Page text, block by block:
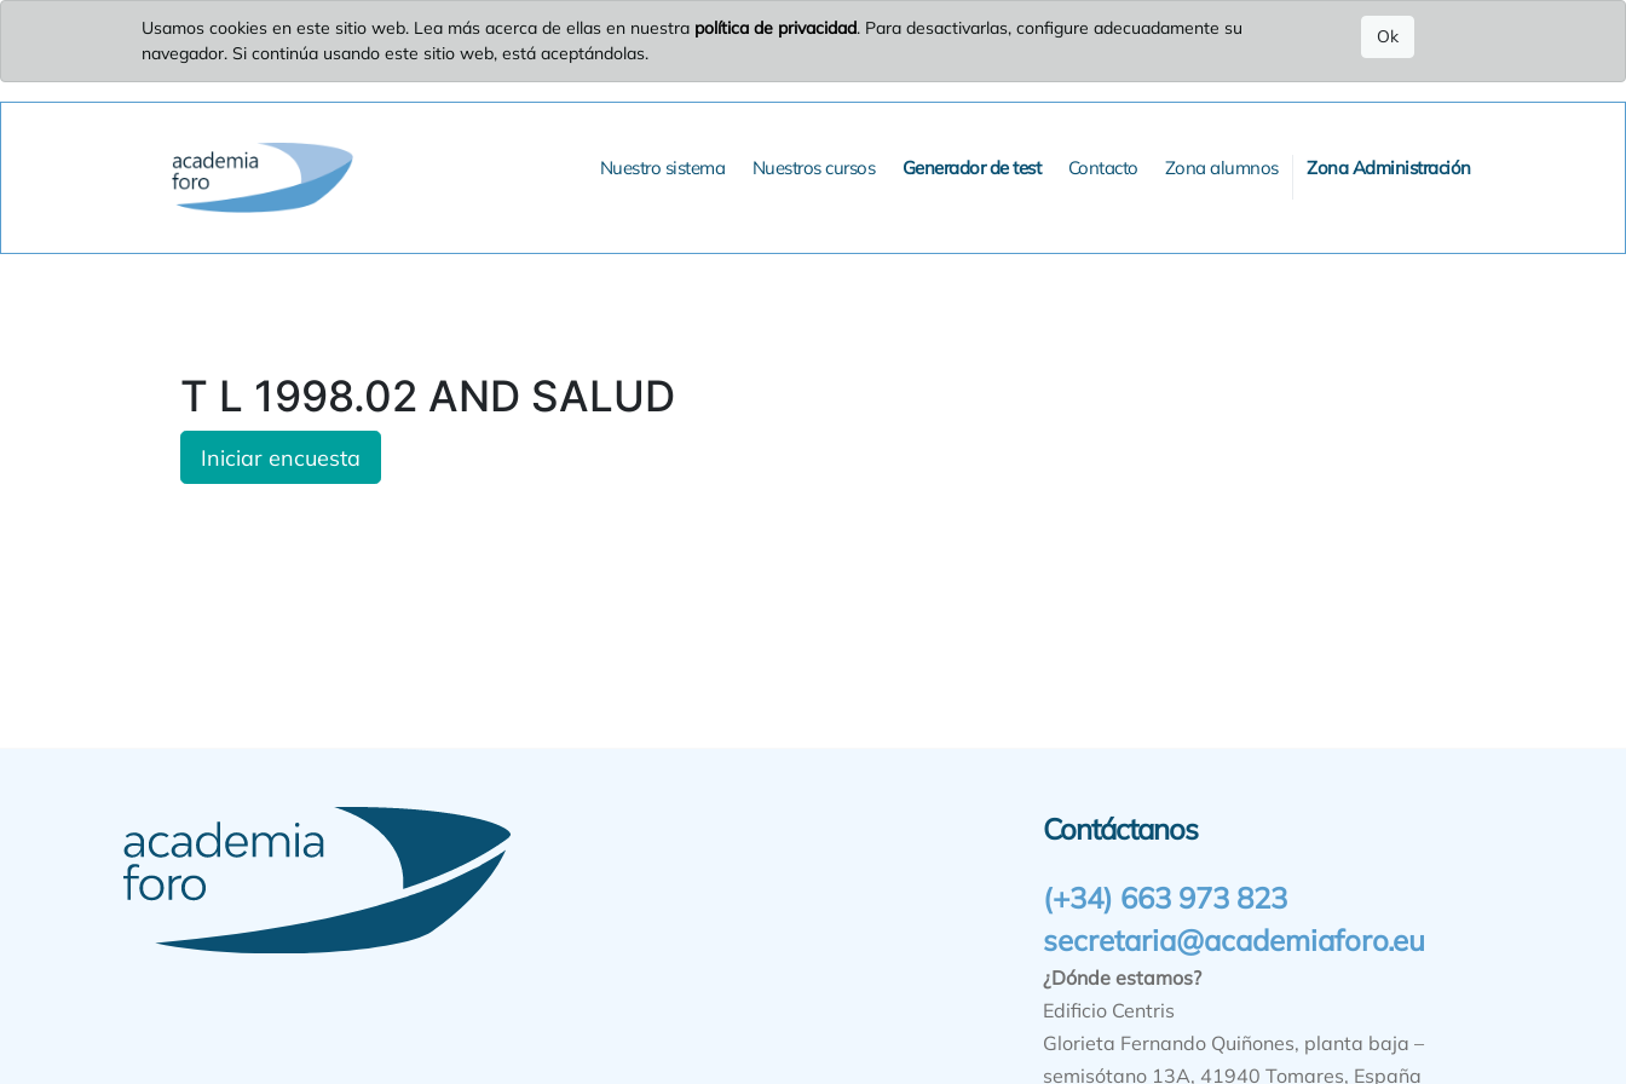
Usamos cookies en este sitio web. Lea más acerca de ellas en nuestra política de privacidad. Para desactivarlas, configure adecuadamente su
navegador. Si continúa usando este sitio web, está aceptándolas.
Ok
Nuestro sistema Nuestros cursos Generador de test Contacto Zona alumnos Zona Administración
T L 1998.02 AND SALUD
Iniciar encuesta
Contáctanos
(+34) 663 973 823
secretaria@academiaforo.eu
¿Dónde estamos?
Edificio Centris
Glorieta Fernando Quiñones, planta baja –
semisótano 13A, 41940 Tomares, España